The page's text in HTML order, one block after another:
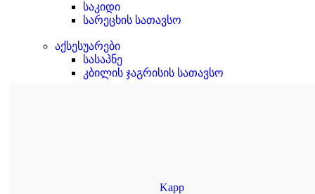
საკიდი
სარეცხის სათავსო
აქსესუარები
სასაპნე
კბილის ჯაგრისის სათავსო
Kapp